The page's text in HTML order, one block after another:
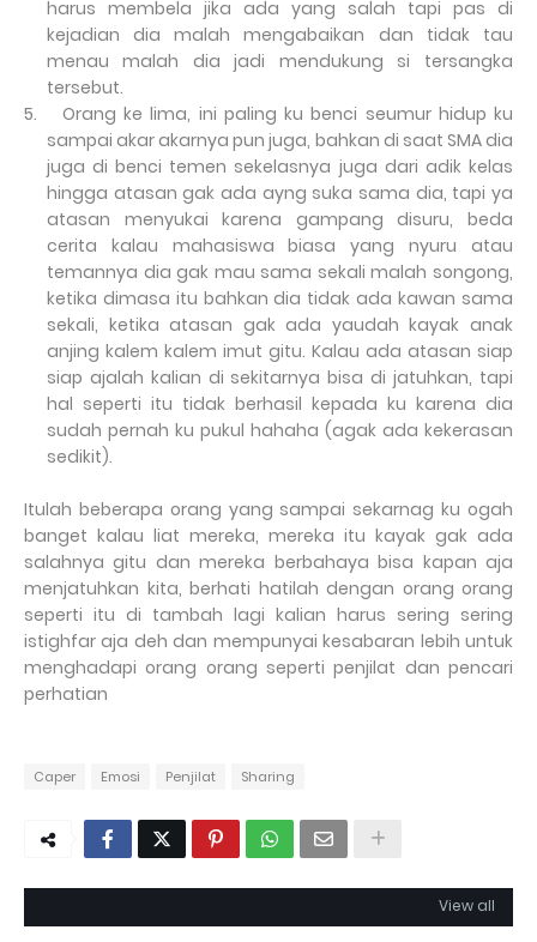
harus membela jika ada yang salah tapi pas di
kejadian dia malah mengabaikan dan tidak tau
menau malah dia jadi mendukung si tersangka
tersebut.
5.
Orang ke lima, ini paling ku benci seumur hidup ku
sampai akar akarnya pun juga, bahkan di saat SMA dia
juga di benci temen sekelasnya juga dari adik kelas
hingga atasan gak ada ayng suka sama dia, tapi ya
atasan menyukai karena gampang disuru, beda
cerita kalau mahasiswa biasa yang nyuru atau
temannya dia gak mau sama sekali malah songong,
ketika dimasa itu bahkan dia tidak ada kawan sama
sekali, ketika atasan gak ada yaudah kayak anak
anjing kalem kalem imut gitu. Kalau ada atasan siap
siap ajalah kalian di sekitarnya bisa di jatuhkan, tapi
hal seperti itu tidak berhasil kepada ku karena dia
sudah pernah ku pukul hahaha (agak ada kekerasan
sedikit).
Itulah beberapa orang yang sampai sekarnag ku ogah
banget kalau liat mereka, mereka itu kayak gak ada
salahnya gitu dan mereka berbahaya bisa kapan aja
menjatuhkan kita, berhati hatilah dengan orang orang
seperti itu di tambah lagi kalian harus sering sering
istighfar aja deh dan mempunyai kesabaran lebih untuk
menghadapi orang orang seperti penjilat dan pencari
perhatian
Caper Emosi Penjilat Sharing
View all